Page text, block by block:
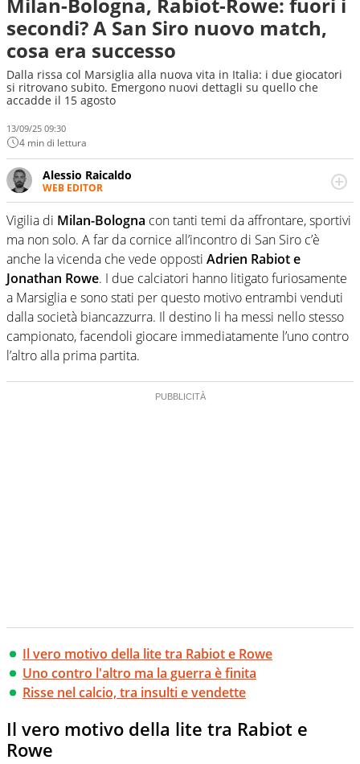
secondi? A San Siro nuovo match,
cosa era successo
Dalla rissa col Marsiglia alla nuova vita in Italia: i due giocatori
si ritrovano subito. Emergono nuovi dettagli su quello che
accadde il 15 agosto
13/09/25 09:30
4 min di lettura
Alessio Raicaldo
WEB EDITOR
Un figlio che si chiama Diego e la tesi di laurea sugli stadi
di proprietà in Italia. Il calcio quale filo conduttore
irrinunciabile tra passione e professione. Per Virgilio
Sport indaga, approfondisce e scandaglia l'universo
mondo dello sport per antonomasia
Vigilia di Milan-Bologna con tanti temi da affrontare, sportivi
ma non solo. A far da cornice all’incontro di San Siro c’è
anche la vicenda che vede opposti Adrien Rabiot e
Jonathan Rowe. I due calciatori hanno litigato furiosamente
a Marsiglia e sono stati per questo motivo entrambi venduti
dalla società biancazzurra. Il destino li ha messi nello stesso
campionato, facendoli giocare immediatamente l’uno contro
l’altro alla prima partita.
Il vero motivo della lite tra Rabiot e Rowe
Uno contro l'altro ma la guerra è finita
Risse nel calcio, tra insulti e vendette
Il vero motivo della lite tra Rabiot e
Rowe